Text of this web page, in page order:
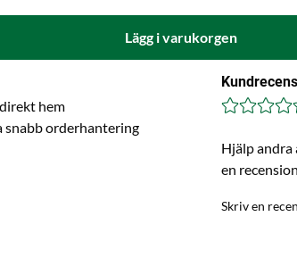
Lägg i varukorgen
hem
snabb orderhantering
Hjälp
en
Skriv en